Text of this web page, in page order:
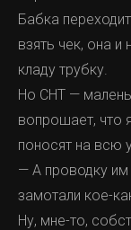
Бабка
взять чек, она
кладу трубку.
Но СНТ —
вопрошает, что
поносят на всю
— А проводку им
замотали кое-
Ну, мне-то,